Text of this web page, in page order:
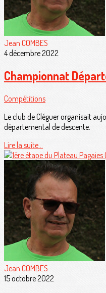
Jean COMBES
4 décembre 2022
Championnat
Compétitions
Le club de Cléguer organisait
départemental de descente.
Lire la suite...
Jean COMBES
15 octobre 2022